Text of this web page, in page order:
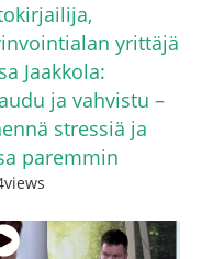
yrittäjä
Jaakkola:
ja vahvistu –
stressiä ja
paremmin
views